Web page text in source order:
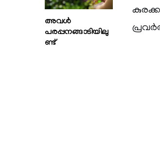
അവള്‍
പരപ്പനങ്ങാടിയിലു
ണ്ട്